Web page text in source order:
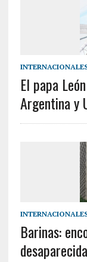
El papa
Argentina y
Barinas: